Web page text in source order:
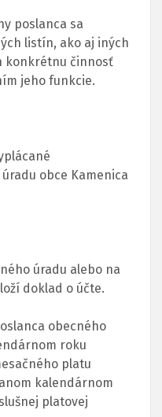
poslanca sa
listín, ako aj iných
konkrétnu činnosť
jeho funkcie.
obce Kamenica
úradu alebo na
doklad o účte.
obecného
roku
platu
kalendárnom
platovej